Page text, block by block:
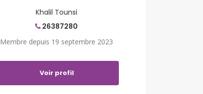
Khalil Tounsi
26387280
Membre depuis 19 septembre 2023
Voir profil